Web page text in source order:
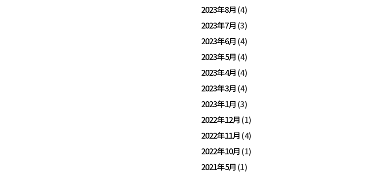
2023年8月 (4)
2023年7月 (3)
2023年6月 (4)
2023年5月 (4)
2023年4月 (4)
2023年3月 (4)
2023年1月 (3)
2022年12月 (1)
2022年11月 (4)
2022年10月 (1)
2021年5月 (1)